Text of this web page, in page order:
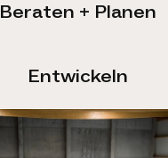
Beraten + Planen
Entwickeln